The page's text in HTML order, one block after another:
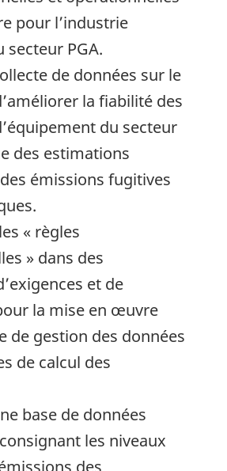
pour l’industrie
secteur PGA.
de données sur le
la fiabilité des
du secteur
des estimations
émissions fugitives
« règles
» dans des
et de
la mise en œuvre
de gestion des données
de calcul des
base de données
les niveaux
des